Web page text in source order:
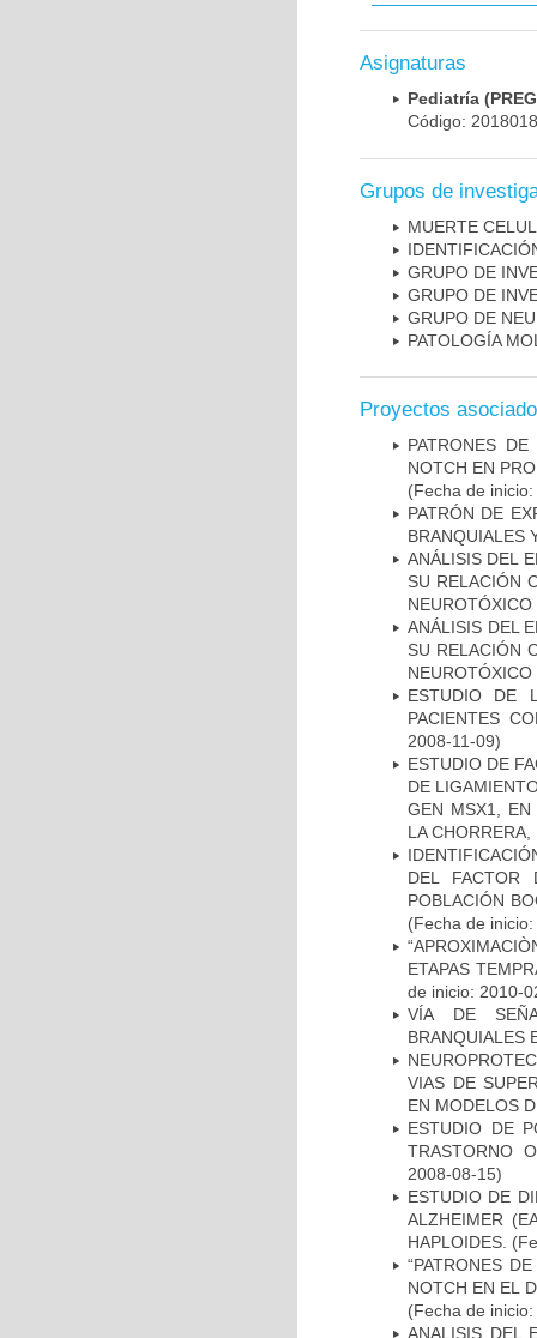
Asignaturas
Pediatría
Código:
Grupos de
MUERTE
GRUPO DE
GRUPO DE
GRUPO DE
PATOLOGÍA
Proyectos
PATRONES
NOTCH EN
(Fecha de
PATRÓN DE
BRANQUIALES
ANÁLISIS DEL
SU RELACIÓN
NEUROTÓXICO
ANÁLISIS DEL
SU RELACIÓN
NEUROTÓXICO
ESTUDIO DE
PACIENTES
2008-11-09)
ESTUDIO DE
DE
GEN MSX1, EN
LA
DEL FACTOR
POBLACIÓN
(Fecha de
ETAPAS
de inicio: 2010-
VÍA DE
BRANQUIALES
VIAS DE
EN MODELOS
ESTUDIO DE
TRASTORNO
2008-08-15)
ESTUDIO DE
ALZHEIMER
HAPLOIDES.
“PATRONES
NOTCH EN EL
(Fecha de
ANALISIS DEL